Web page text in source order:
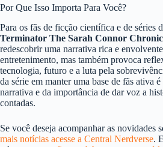
Por Que Isso Importa Para Você?
Para os fãs de ficção científica e de séries
Terminator The Sarah Connor
redescobrir uma narrativa rica e
entretenimento, mas também provoca
tecnologia, futuro e a luta pela
da série em manter uma base de fãs ativa
narrativa e da importância de dar voz a
contadas.
Se você deseja acompanhar as novidades
mais notícias acesse a Central Nerdverse.